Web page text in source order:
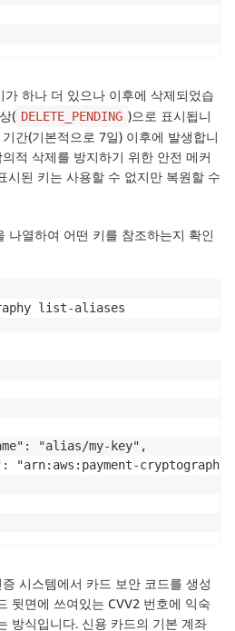
하나 더 있으나 이후에 삭제되었습
( DELETE_PENDING )으로 표시됩니
간(기본적으로 7일) 이후에 발생합니
적 삭제를 방지하기 위한 안전 메커
시된 키는 사용할 수 없지만 복원할 수
나열하여 어떤 키를 참조하는지 확인
"alias/my-key",
"arn:aws:payment-
시스템에서 카드 보안 코드를 생성
뒷면에 쓰여있는 CVV2 번호에 익숙
방식입니다. 신용 카드의 기본 계좌